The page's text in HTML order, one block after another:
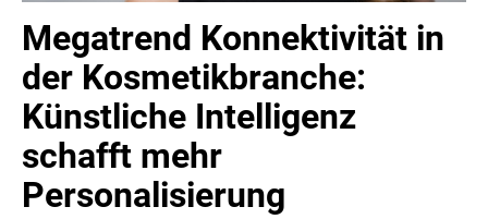
Megatrend Konnektivität in
der Kosmetikbranche:
Künstliche Intelligenz
schafft mehr
Personalisierung